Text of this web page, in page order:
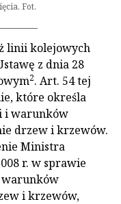
Fot.
linii kolejowych
z dnia 28
2. Art. 54 tej
które określa
i warunków
drzew i krzewów.
Ministra
r. w sprawie
warunków
i krzewów,